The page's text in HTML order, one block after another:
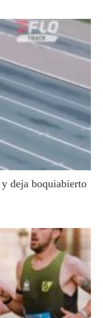
deja boquiabierto